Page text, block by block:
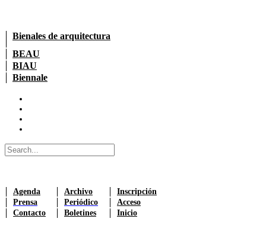
Bienales de arquitectura
BEAU
BIAU
Biennale
Agenda Archivo
Inscripción
Prensa
Periódico
Acceso
Contacto
Boletines Inicio